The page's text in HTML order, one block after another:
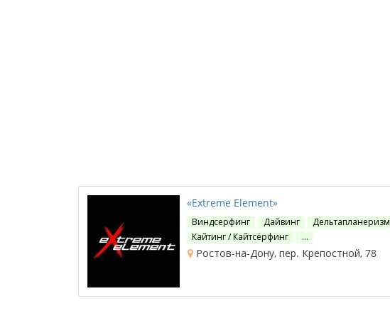
«Extreme Element»
Виндсерфинг Дайвинг‎
Дельтапланеризм
Кайтинг / Кайтсёрфинг
…
Ростов-на-Дону, пер. Крепостной, 78